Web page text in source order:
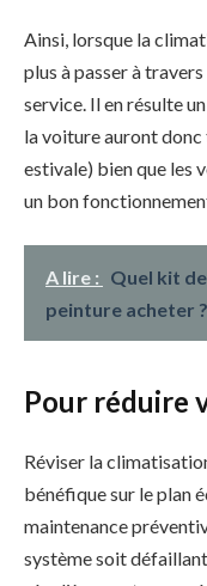
Ainsi, lorsque la
plus à passer à
service. Il en résulte
la voiture auront donc
estivale) bien que les
un bon
A lire : Quel kit
peinture acheter ?
Pour réduire
Réviser la
bénéfique sur le plan
maintenance
système soit